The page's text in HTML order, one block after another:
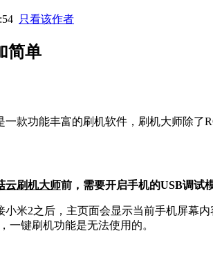
只看该作者
简单
一款功能丰富的刷机软件，刷机大师除了
云刷机大师前，需要开启手机的USB调试
小米2之后，主页面会显示当前手机屏幕
一键刷机功能是无法使用的。